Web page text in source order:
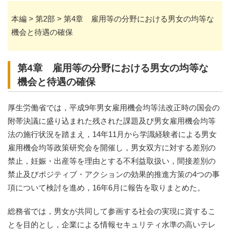
本編 > 第2部 > 第4章 雇用等の分野における男女の均等な
機会と待遇の確保
第4章 雇用等の分野における男女の均等な
機会と待遇の確保
厚生労働省では，平成9年男女雇用機会均等法改正時の国会の
附帯決議に盛り込まれた残された課題及び男女雇用機会均等
法の施行状況を踏まえ，14年11月から学識経験者による男女
雇用機会均等政策研究会を開催し，男女双方に対する差別の
禁止，妊娠・出産等を理由とする不利益取扱い，間接差別の
禁止及びポジティブ・アクションの効果的推進方策の4つの事
項について検討を進め，16年6月に報告を取りまとめた。
総務省では，男女が共同して参画する社会の実現に資するこ
とを目的とし，企業による情報セキュリティ水準の高いテレ